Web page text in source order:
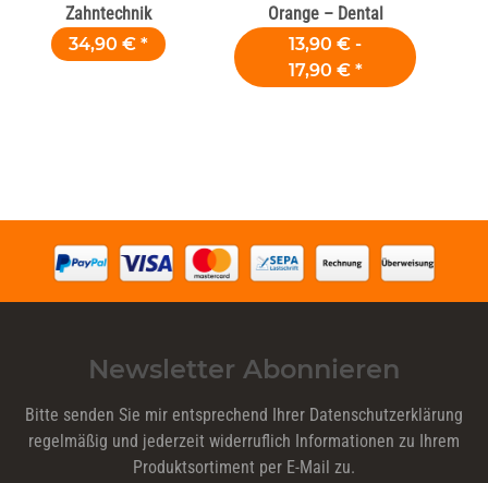
Zahntechnik
34,90 € *
Orange – Dental
13,90 € -
17,90 € *
Newsletter Abonnieren
Bitte senden Sie mir entsprechend Ihrer Datenschutzerklärung
regelmäßig und jederzeit widerruflich Informationen zu Ihrem
Produktsortiment per E-Mail zu.